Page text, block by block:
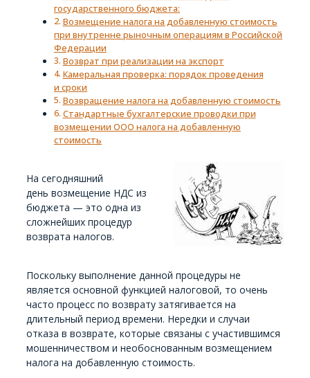
государственного бюджета:
Возмещение налога на добавленную стоимость
при внутренне рыночным операциям в Российской
Федерации
Возврат при реализации на экспорт
Камеральная проверка: порядок проведения
и сроки
Возвращение налога на добавленную стоимость
Стандартные бухгалтерские проводки при
возмещении ООО налога на добавленную
стоимость
На сегодняшний
день возмещение НДС из
бюджета — это одна из
сложнейших процедур
возврата налогов.
Поскольку выполнение данной процедуры не
является основной функцией налоговой, то очень
часто процесс по возврату затягивается на
длительный период времени. Нередки и случаи
отказа в возврате, которые связаны с участившимся
мошенничеством и необоснованным возмещением
налога на добавленную стоимость.